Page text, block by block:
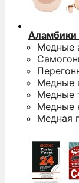
Аламбики
Медные
Медные
Медные
Медные
Медная